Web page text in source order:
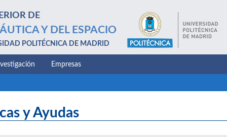
DE
Y DEL ESPACIO
POLITÉCNICA DE MADRID
Empresas
y Ayudas